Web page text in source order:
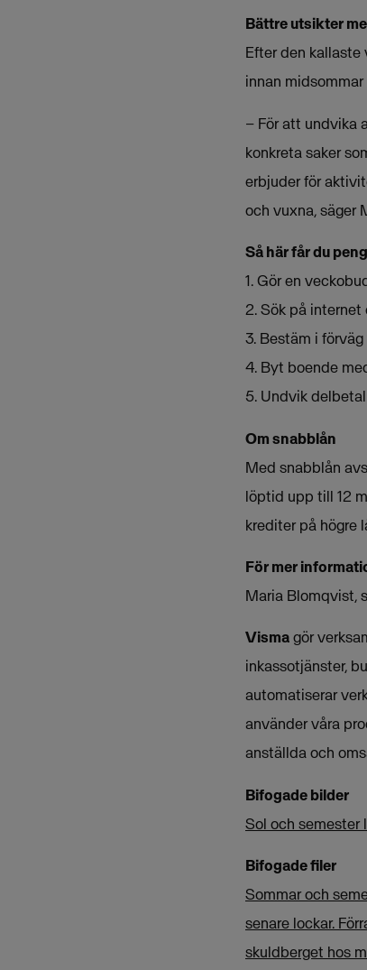
Bättre utsikter
Efter den kallaste
innan
– För att undvika
konkreta saker
erbjuder för
och vuxna, säger
Så här får du
1. Gör en
2. Sök på internet
3. Bestäm i
4. Byt boende
5. Undvik
Om snabblån
Med snabblån
löptid upp till 12
krediter på högre
För mer
Maria Blomqvist,
Vismagör
inkassotjänster,
automatiserar
använder våra
anställda och
Bifogade bilder
Sol och semester
Bifogade filer
Sommar och
senare lockar.
skuldberget hos